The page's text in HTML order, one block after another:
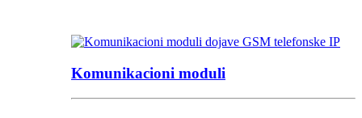
Komunikacioni moduli